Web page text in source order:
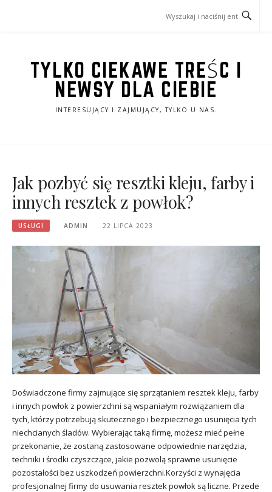
TYLKO CIEKAWE TREŚC I
NEWSY DLA CIEBIE
INTERESUJĄCY I ZAJMUJĄCY, TYLKO U NAS.
Jak pozbyć się resztki kleju, farby i
innych resztek z powłok?
USŁUGI ADMIN 22 LIPCA 2023
Doświadczone firmy zajmujące się sprzątaniem resztek kleju, farby
i innych powłok z powierzchni są wspaniałym rozwiązaniem dla
tych, którzy potrzebują skutecznego i bezpiecznego usunięcia tych
niechcianych śladów. Wybierając taką firmę, możesz mieć pełne
przekonanie, że zostaną zastosowane odpowiednie narzędzia,
techniki i środki czyszczące, jakie pozwolą sprawne usunięcie
pozostałości bez uszkodzeń powierzchni.Korzyści z wynajęcia
profesjonalnej firmy do usuwania resztek powłok są liczne. Przede